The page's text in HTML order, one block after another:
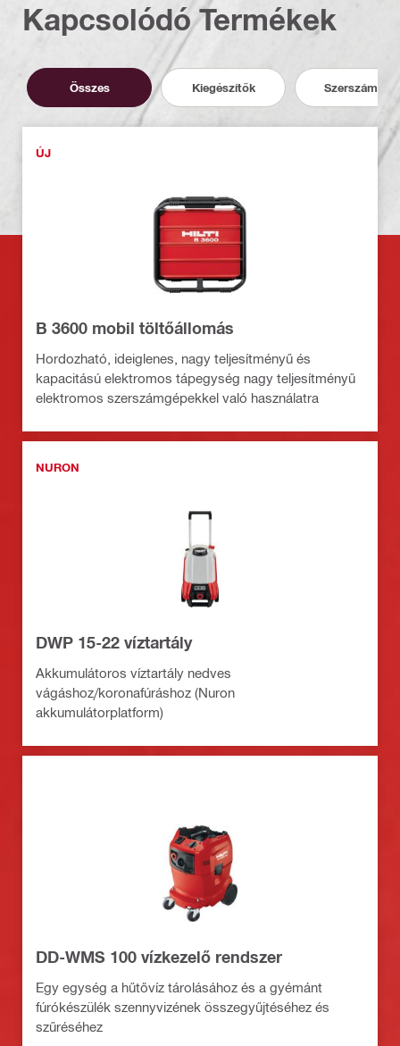
Kapcsolódó Termékek
Összes Kiegészítők Szerszámok
ÚJ
B 3600 mobil töltőállomás
Hordozható, ideiglenes, nagy teljesítményű és
kapacitású elektromos tápegység nagy teljesítményű
elektromos szerszámgépekkel való használatra
NURON
DWP 15-22 víztartály
Akkumulátoros víztartály nedves
vágáshoz/koronafúráshoz (Nuron
akkumulátorplatform)
DD-WMS 100 vízkezelő rendszer
Egy egység a hűtővíz tárolásához és a gyémánt
fúrókészülék szennyvizének összegyűjtéséhez és
szűréséhez